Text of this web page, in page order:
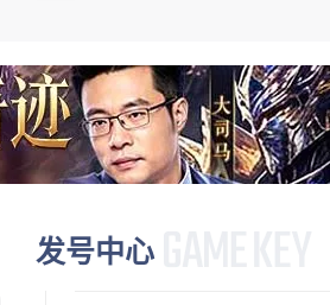
08/13周四
新版本更新
发号中心